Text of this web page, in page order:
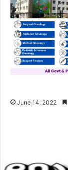
June 14, 2022